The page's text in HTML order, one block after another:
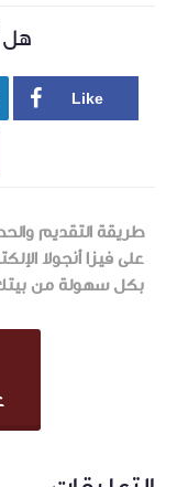
هل
طريقة التقديم
على فيزا أنجولا
بكل سهولة من